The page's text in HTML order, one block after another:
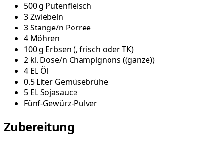
500g Putenfleisch
3Zwiebeln
3Stange/n Porree
4 Möhren
100g Erbsen (, frisch oder TK)
2 kl. Dose/n Champignons ((ganze))
4 EL Öl
0.5 Liter Gemüsebrühe
5 ELSojasauce
Fünf-Gewürz-Pulver
Zubereitung